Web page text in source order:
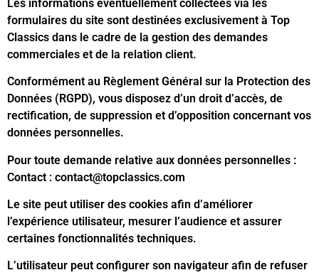
Les informations éventuellement collectées via les
formulaires du site sont destinées exclusivement à Top
Classics dans le cadre de la gestion des demandes
commerciales et de la relation client.
Conformément au Règlement Général sur la Protection des
Données (RGPD), vous disposez d’un droit d’accès, de
rectification, de suppression et d’opposition concernant vos
données personnelles.
Pour toute demande relative aux données personnelles :
Contact : contact@topclassics.com
Le site peut utiliser des cookies afin d’améliorer
l’expérience utilisateur, mesurer l’audience et assurer
certaines fonctionnalités techniques.
L’utilisateur peut configurer son navigateur afin de refuser